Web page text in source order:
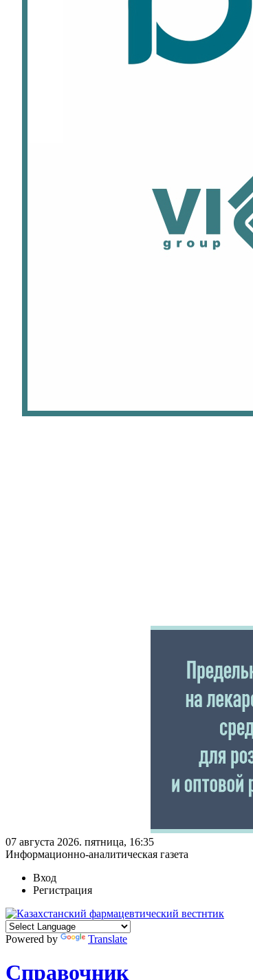
07 августа 2026. пятница, 16:35
Информационно-аналитическая газета
Вход
Регистрация
Powered by Translate
Справочник